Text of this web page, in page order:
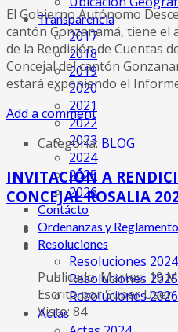
Transparencia
2017
2018
2019
2020
2021
2022
2023
2024
2025
2026
Contácto
Ordenanzas y
Resoluciones
Resoluciones 2024
Resoluciones 2025
Resoluciones 2026
Actas
El Gobierno Autónomo
cantón Gonzanamá, tiene
de la Rendición de Cuentas
Concejal del cantón
estará exponiendo el
Add a comment
Categoría: BLOG
INVITACIÓN A
CONCEJAL ROSALIA
Publicado: Martes, 19
Escrito por Super User
Visto: 84